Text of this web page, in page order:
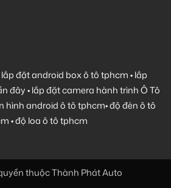
lắp đặt android box ô tô tphcm•lắp
đây•lắp đặt camera hành trình Ô Tô
hình android ô tô tphcm•độ đèn ô tô
•độ loa ô tô tphcm
thuộc Thành Phát Auto